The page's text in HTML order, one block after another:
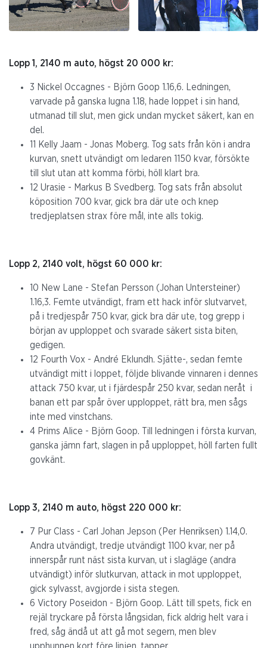
Lopp 1, 2140 m auto, högst 20 000 kr:
3 Nickel Occagnes - Björn Goop 1.16,6. Ledningen,
varvade på ganska lugna 1.18, hade loppet i sin hand,
utmanad till slut, men gick undan mycket säkert, kan en
del.
11 Kelly Jaam - Jonas Moberg. Tog sats från kön i andra
kurvan, snett utvändigt om ledaren 1150 kvar, försökte
till slut utan att komma förbi, höll klart bra.
12 Urasie - Markus B Svedberg. Tog sats från absolut
köposition 700 kvar, gick bra där ute och knep
tredjeplatsen strax före mål, inte alls tokig.
Lopp 2, 2140 volt, högst 60 000 kr:
10 New Lane - Stefan Persson (Johan Untersteiner)
1.16,3. Femte utvändigt, fram ett hack inför slutvarvet,
på i tredjespår 750 kvar, gick bra där ute, tog grepp i
början av upploppet och svarade säkert sista biten,
gedigen.
12 Fourth Vox - André Eklundh. Sjätte-, sedan femte
utvändigt mitt i loppet, följde blivande vinnaren i dennes
attack 750 kvar, ut i fjärdespår 250 kvar, sedan neråt i
banan ett par spår över upploppet, rätt bra, men sågs
inte med vinstchans.
4 Prims Alice - Björn Goop. Till ledningen i första kurvan,
ganska jämn fart, slagen in på upploppet, höll farten fullt
govkänt.
Lopp 3, 2140 m auto, högst 220 000 kr:
7 Pur Class - Carl Johan Jepson (Per Henriksen) 1.14,0.
Andra utvändigt, tredje utvändigt 1100 kvar, ner på
innerspår runt näst sista kurvan, ut i slagläge (andra
utvändigt) inför slutkurvan, attack in mot upploppet,
gick sylvasst, avgjorde i sista stegen.
6 Victory Poseidon - Björn Goop. Lätt till spets, fick en
rejäl tryckare på första långsidan, fick aldrig helt vara i
fred, såg ändå ut att gå mot segern, men blev